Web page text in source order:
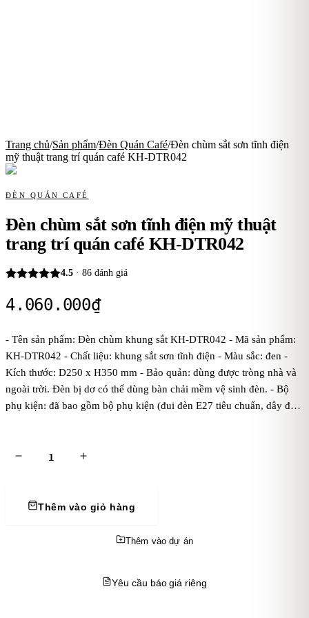
Trang chủ/Sản phẩm/Đèn Quán Café/Đèn chùm sắt sơn tĩnh điện
mỹ thuật trang trí quán café KH-DTR042
ĐÈN QUÁN CAFÉ
Đèn chùm sắt sơn tĩnh điện mỹ thuật
trang trí quán café KH-DTR042
4.5 · 86 đánh giá
4.060.000₫
- Tên sản phẩm: Đèn chùm khung sắt KH-DTR042 - Mã sản phẩm:
KH-DTR042 - Chất liệu: khung sắt sơn tĩnh điện - Màu sắc: đen -
Kích thước: D250 x H350 mm - Bảo quản: dùng được tròng nhà và
ngoài trời. Đèn bị dơ có thể dùng bàn chải mềm vệ sinh đèn. - Bộ
phụ kiện: đã bao gồm bộ phụ kiện (đui đèn E27 tiêu chuẩn, dây đen
áp: dòng điện 220V - Mẹo vặt: cách treo đèn thả trần
Thêm vào giỏ hàng
Thêm vào dự án
Yêu cầu báo giá riêng